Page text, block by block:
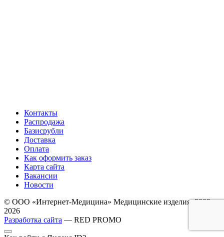
Контакты
Распродажа
Базисрубли
Доставка
Оплата
Как оформить заказ
Карта сайта
Вакансии
Новости
© ООО «Интернет-Медицина» Медицинские изделия, 2009-
2026
Разработка сайта — RED PROMO